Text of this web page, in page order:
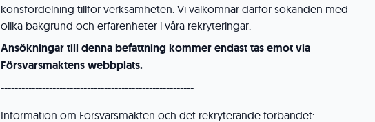
könsfördelning tillför verksamheten. Vi välkomnar därför sökanden med
olika bakgrund och erfarenheter i våra rekryteringar.
Ansökningar till denna befattning kommer endast tas emot via
Försvarsmaktens webbplats.
--------------------------------------------------------
Information om Försvarsmakten och det rekryterande förbandet: